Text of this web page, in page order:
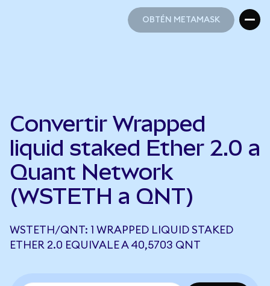
OBTÉN METAMASK
Convertir Wrapped
liquid staked Ether 2.0 a
Quant Network
(WSTETH a QNT)
WSTETH/QNT: 1 WRAPPED LIQUID STAKED
ETHER 2.0 EQUIVALE A 40,5703 QNT